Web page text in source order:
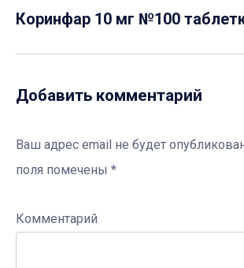
Коринфар 10 мг №100
Добавить комментарий
Ваш адрес email не будет
поля помечены *
Комментарий